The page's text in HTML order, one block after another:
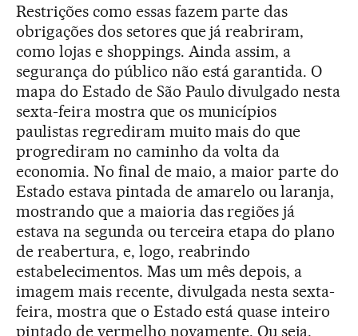
Restrições como essas fazem parte das
obrigações dos setores que já reabriram,
como lojas e shoppings. Ainda assim, a
segurança do público não está garantida. O
mapa do Estado de São Paulo divulgado nesta
sexta-feira mostra que os municípios
paulistas regrediram muito mais do que
progrediram no caminho da volta da
economia. No final de maio, a maior parte do
Estado estava pintada de amarelo ou laranja,
mostrando que a maioria das regiões já
estava na segunda ou terceira etapa do plano
de reabertura, e, logo, reabrindo
estabelecimentos. Mas um mês depois, a
imagem mais recente, divulgada nesta sexta-
feira, mostra que o Estado está quase inteiro
pintado de vermelho novamente. Ou seja,